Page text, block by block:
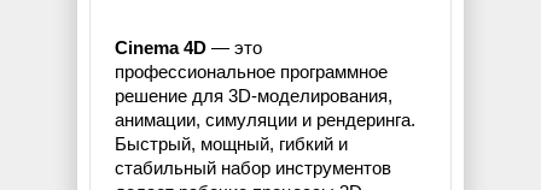
Cinema 4D — это
профессиональное программное
решение для 3D-моделирования,
анимации, симуляции и рендеринга.
Быстрый, мощный, гибкий и
стабильный набор инструментов